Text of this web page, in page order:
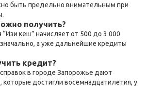
быть предельно внимательным при
получить?
кеш” начисляет от 500 до 3 000
а уже дальнейшие кредиты
кредит?
в городе Запорожье дают
которые достигли восемнадцатилетия, у